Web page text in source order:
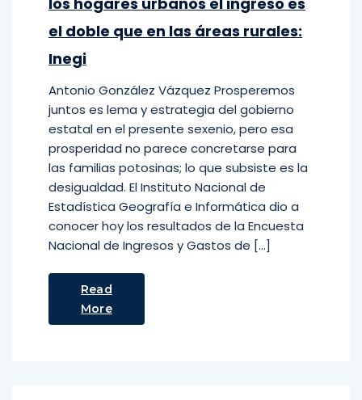
el doble que en las áreas rurales:
Inegi
Antonio González Vázquez Prosperemos
juntos es lema y estrategia del gobierno
estatal en el presente sexenio, pero esa
prosperidad no parece concretarse para
las familias potosinas; lo que subsiste es la
desigualdad. El Instituto Nacional de
Estadística Geografía e Informática dio a
conocer hoy los resultados de la Encuesta
Nacional de Ingresos y Gastos de […]
Read
More